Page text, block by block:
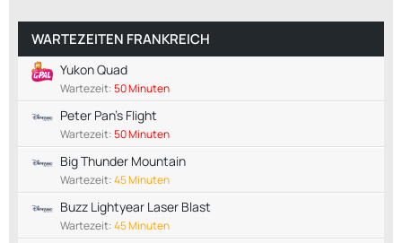
WARTEZEITEN FRANKREICH
Yukon Quad
Wartezeit:50 Minuten
Peter Pan's Flight
Wartezeit:50 Minuten
Big Thunder Mountain
Wartezeit:45 Minuten
Buzz Lightyear Laser Blast
Wartezeit:45 Minuten